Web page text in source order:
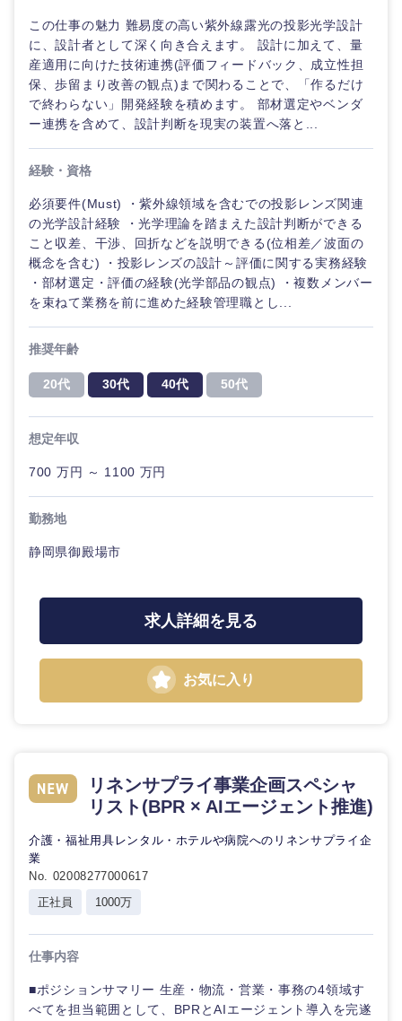
この仕事の魅力 難易度の高い紫外線露光の投影光学設計
に、設計者として深く向き合えます。 設計に加えて、量
産適用に向けた技術連携(評価フィードバック、成立性担
保、歩留まり改善の観点)まで関わることで、「作るだけ
で終わらない」開発経験を積めます。 部材選定やベンダ
ー連携を含めて、設計判断を現実の装置へ落と...
経験・資格
必須要件(Must) ・紫外線領域を含むでの投影レンズ関連
の光学設計経験 ・光学理論を踏まえた設計判断ができる
こと収差、干渉、回折などを説明できる(位相差／波面の
概念を含む) ・投影レンズの設計～評価に関する実務経験
・部材選定・評価の経験(光学部品の観点) ・複数メンバー
を束ねて業務を前に進めた経験管理職とし...
推奨年齢
20代 30代 40代 50代
想定年収
700 万円 ～ 1100 万円
勤務地
静岡県御殿場市
求人詳細を見る
お気に入り
リネンサプライ事業企画スペシャ
リスト(BPR × AIエージェント推進)
介護・福祉用具レンタル・ホテルや病院へのリネンサプライ企
業
No. 02008277000617
正社員
1000万
仕事内容
■ポジションサマリー 生産・物流・営業・事務の4領域す
べてを担当範囲として、BPRとAIエージェント導入を完遂